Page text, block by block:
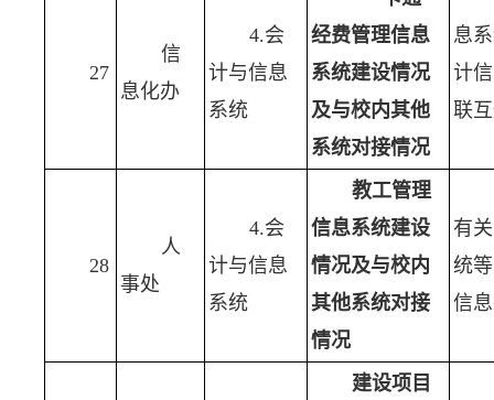
27
信
息化办
4.会
计与信息
系统
经费管理信息
系统建设情况
及与校内其他
系统对接情况
息
计
联
28
人
事处
4.会
计与信息
系统
教工管理
信息系统建设
情况及与校内
其他系统对接
情况
有
统
信
建设项目